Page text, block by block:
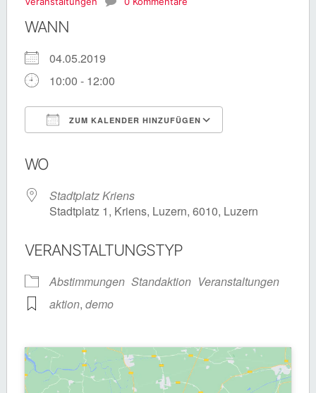
WANN
04.05.2019
10:00 - 12:00
ZUM KALENDER HINZUFÜGEN
WO
Stadtplatz Kriens
Stadtplatz 1, Kriens, Luzern, 6010, Luzern
VERANSTALTUNGSTYP
Abstimmungen Standaktion Veranstaltungen
aktion, demo